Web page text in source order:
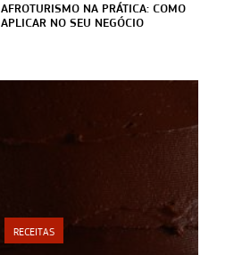
AFROTURISMO NA PRÁTICA: COMO
APLICAR NO SEU NEGÓCIO
RECEITAS